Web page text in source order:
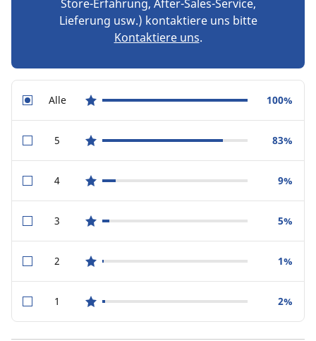
Store-Erfahrung, After-Sales-Service,
Lieferung usw.) kontaktiere uns bitte
Kontaktiere uns.
Allestar reviews 100%
5star reviews 83%
4star reviews 9%
3star reviews 5%
2star reviews 1%
1star reviews 2%